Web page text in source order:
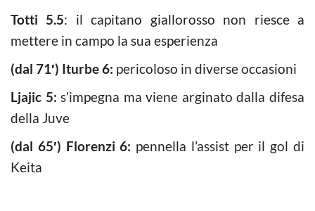
Totti 5.5: il capitano giallorosso non riesce a
mettere in campo la sua esperienza
(dal 71′) Iturbe 6: pericoloso in diverse occasioni
Ljajic 5: s’impegna ma viene arginato dalla difesa
della Juve
(dal 65′) Florenzi 6: pennella l’assist per il gol di
Keita